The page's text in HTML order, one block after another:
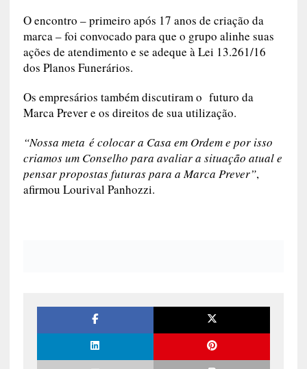
O encontro – primeiro após 17 anos de criação da
marca – foi convocado para que o grupo alinhe suas
ações de atendimento e se adeque à Lei 13.261/16
dos Planos Funerários.
Os empresários também discutiram o futuro da
Marca Prever e os direitos de sua utilização.
“Nossa meta é colocar a Casa em Ordem e por isso
criamos um Conselho para avaliar a situação atual e
pensar propostas futuras para a Marca Prever”,
afirmou Lourival Panhozzi.